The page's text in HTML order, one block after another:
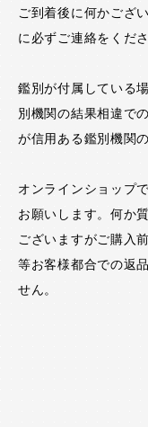
ご到着後に何かござ
に必ずご連絡をくださ
鑑別が付属している
別機関の結果相違で
が信用ある鑑別機関
オンラインショップ
お願いします。何か
ございますがご購入
等お客様都合での返
せん。